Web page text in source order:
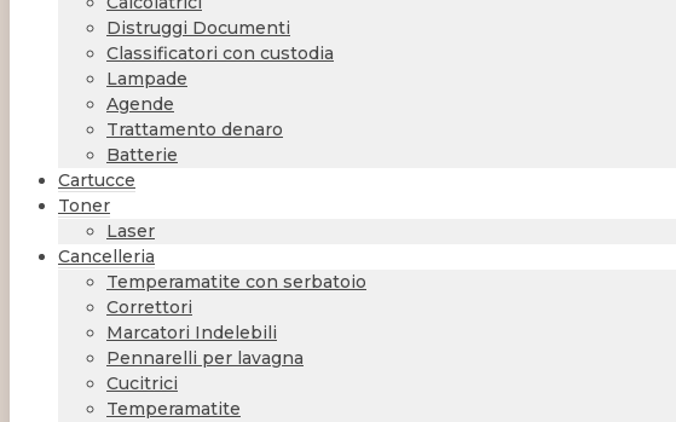
Distruggi Documenti
Classificatori con custodia
Lampade
Agende
Trattamento denaro
Batterie
Cartucce
Toner
Laser
Cancelleria
Temperamatite con serbatoio
Correttori
Marcatori Indelebili
Pennarelli per lavagna
Cucitrici
Temperamatite